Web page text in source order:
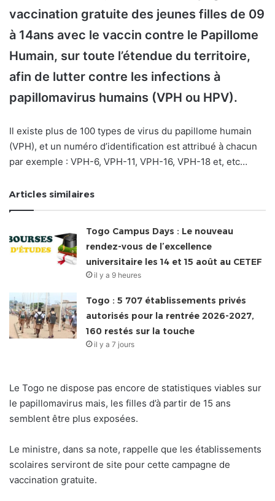
vaccination gratuite des jeunes filles de 09
à 14ans avec le vaccin contre le Papillome
Humain, sur toute l’étendue du territoire,
afin de lutter contre les infections à
papillomavirus humains (VPH ou HPV).
Il existe plus de 100 types de virus du papillome humain
(VPH), et un numéro d’identification est attribué à chacun
par exemple : VPH-6, VPH-11, VPH-16, VPH-18 et, etc…
Articles similaires
Togo Campus Days : Le nouveau
rendez-vous de l’excellence
universitaire les 14 et 15 août au CETEF
il y a 9 heures
Togo : 5 707 établissements privés
autorisés pour la rentrée 2026-2027,
160 restés sur la touche
il y a 7 jours
Le Togo ne dispose pas encore de statistiques viables sur
le papillomavirus mais, les filles d’à partir de 15 ans
semblent être plus exposées.
Le ministre, dans sa note, rappelle que les établissements
scolaires serviront de site pour cette campagne de
vaccination gratuite.